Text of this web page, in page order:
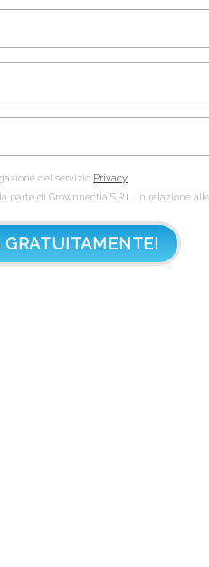
del servizio Privacy
di Grownnectia S.R.L. in relazione